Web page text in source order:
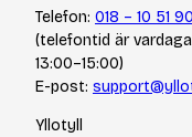
Telefon: 018 – 10 51 90
(telefontid är
13:00–15:00)
E-post:
Yllotyll